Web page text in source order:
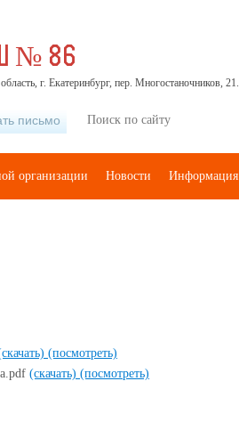
(посмотреть)
(скачать) (посмотреть)
№ 86
г. Екатеринбург, пер. Многостаночников, 21.
письмо
организации Новости Информация